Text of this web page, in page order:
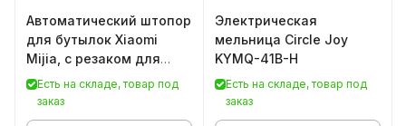
Автоматический штопор
для бутылок Xiaomi
Mijia, с резаком для
фольги (KGJ001T)
Есть на складе, товар под
заказ
Электрическая
мельница Circle Joy
KYMQ-41B-H
Есть на складе, товар под
заказ